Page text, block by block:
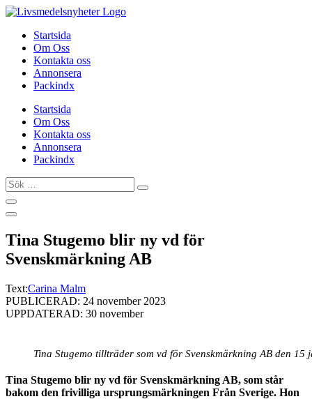
Hoppa
innehållStartsida
Om Oss
Kontakta oss
Annonsera
Packindx
Startsida
Om Oss
Kontakta oss
Annonsera
Packindx
Sök
…
Tina Stugemo blir ny vd för
Svenskmärkning AB
Text:Carina Malm
PUBLICERAD: 24 november 2023
UPPDATERAD: 30 november
Tina Stugemo tillträder som vd för Svenskmärkning AB den
Tina Stugemo blir ny vd för Svenskmärkning AB, som står
bakom den frivilliga ursprungsmärkningen Från Sverige. Hon